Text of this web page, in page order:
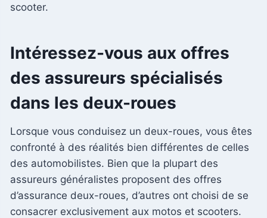
scooter.
Intéressez-vous aux offres
des assureurs spécialisés
dans les deux-roues
Lorsque vous conduisez un deux-roues, vous êtes
confronté à des réalités bien différentes de celles
des automobilistes. Bien que la plupart des
assureurs généralistes proposent des offres
d’assurance deux-roues, d’autres ont choisi de se
consacrer exclusivement aux motos et scooters.